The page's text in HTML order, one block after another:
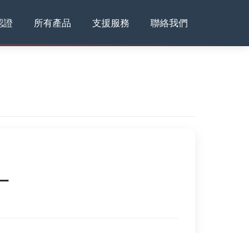
證 所有產品 支援服務 聯絡我們